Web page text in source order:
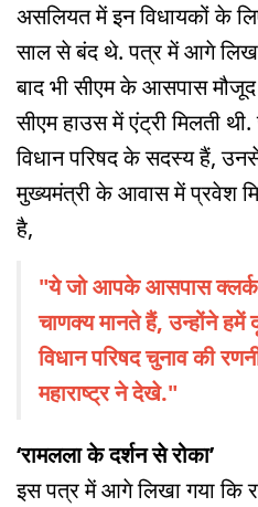
असलियत में इन विधायकों के
साल से बंद थे. पत्र में आगे
बाद भी सीएम के आसपास
सीएम हाउस में एंट्री मिलती
विधान परिषद के सदस्य हैं,
मुख्यमंत्री के आवास में प्रवेश
है,
"ये जो आपके आसपास
चाणक्य मानते हैं, उन्होंने
विधान परिषद चुनाव की
महाराष्ट्र ने देखे."
‘रामलला के दर्शन से रोका’
इस पत्र में आगे लिखा गया कि